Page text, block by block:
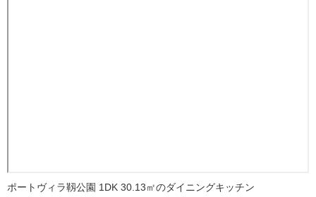
ポートヴィラ靱公園 1DK 30.13㎡のダイニングキッチン